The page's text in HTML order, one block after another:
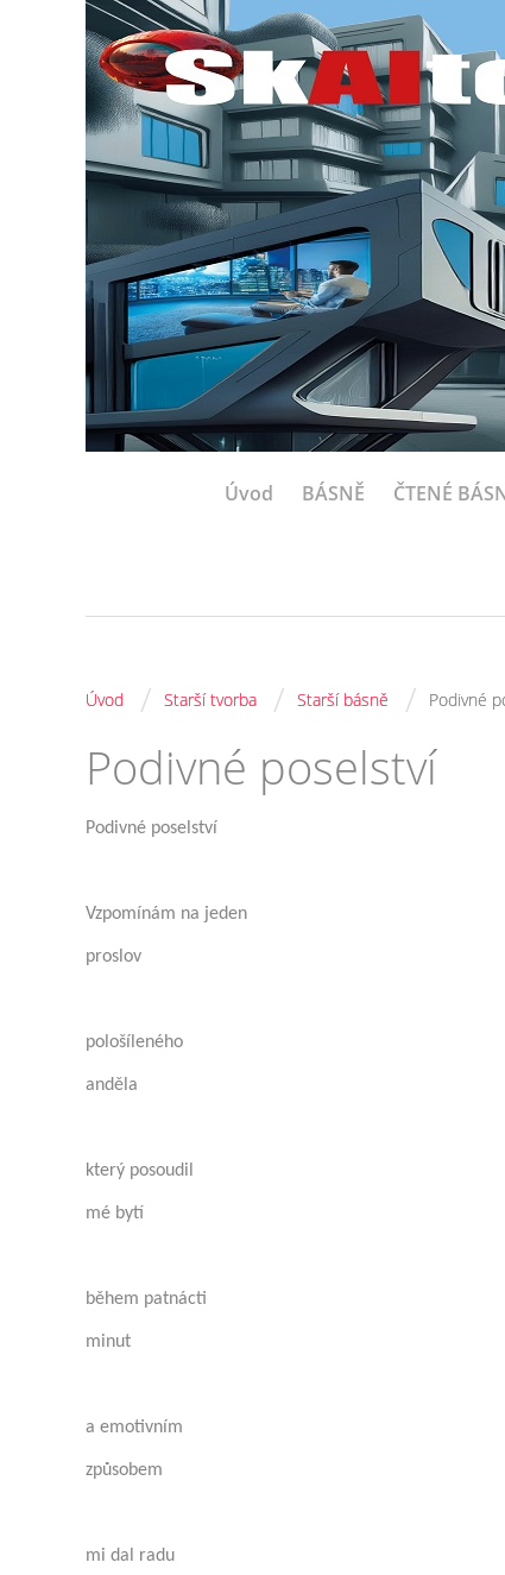
Úvod BÁSNĚ ČTENÉ
Úvod / Starší tvorba / Starší básně / Podivné
Podivné poselství
Podivné poselství
Vzpomínám na jeden
proslov
pološíleného
anděla
který posoudil
mé bytí
během patnácti
minut
a emotivním
způsobem
mi dal radu